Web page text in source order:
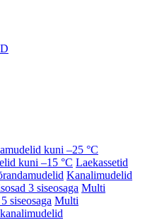
kuni –25 °C
kuni –15 °C Laekassetid
Kanalimudelid
3 siseosaga Multi
siseosaga Multi